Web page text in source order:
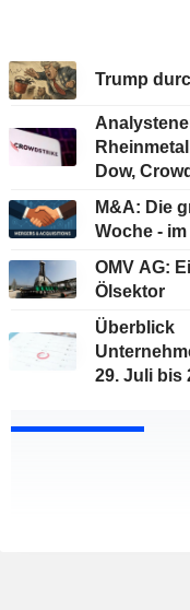
Trump
Dow,
M&A: Die
Woche -
OMV AG:
Ölsektor
Überblick
29. Juli bis